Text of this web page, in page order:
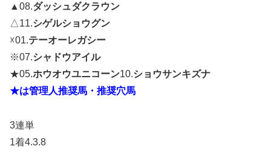
▲08.ダッシュダクラウン
△11.シゲルショウグン
☓01.テーオーレガシー
※07.シャドウアイル
★05.ホウオウユニコーン10.ショウサンキズナ
★は管理人推奨馬・推奨穴馬
3連単
1着4.3.8